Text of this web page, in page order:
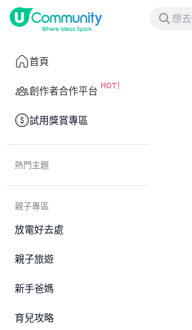
首頁
創作者合作平台
試用獎賞專區
熱門主題
親子專區
放電好去處
親子旅遊
新手爸媽
育兒攻略